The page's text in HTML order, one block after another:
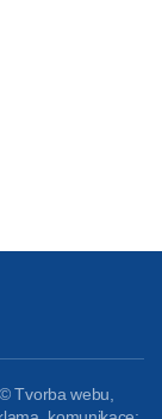
Tvorba webu,